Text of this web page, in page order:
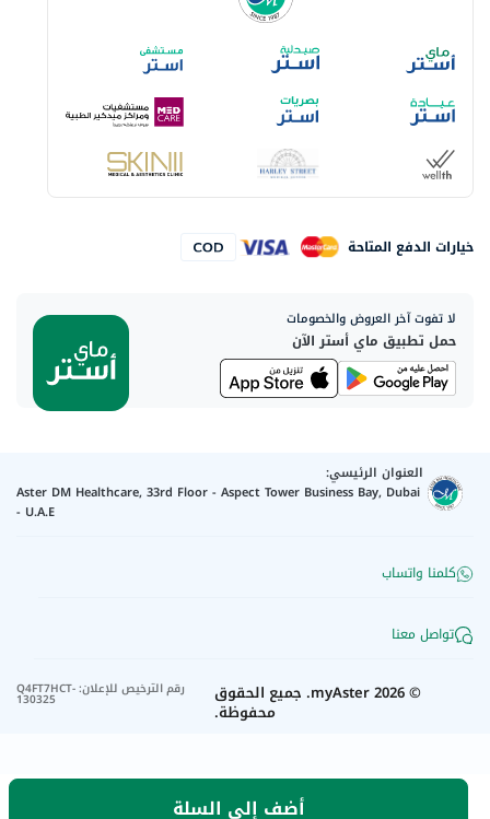
أضف إلى السلة
خيارات الدفع المتاحة
لا تفوت آخر العروض والخصومات
حمل تطبيق ماي أستر الآن
العنوان الرئيسي:
Aster DM Healthcare, 33rd Floor - Aspect Tower Business Bay, Dubai
- U.A.E
كلمنا واتساب
تواصل معنا
©
2026
myAster. جميع الحقوق
محفوظة.
رقم الترخيص للإعلان:
Q4FT7HCT-
130325